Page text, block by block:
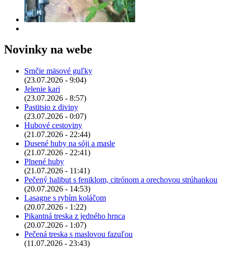
Novinky na webe
Srnčie mäsové guľky
(23.07.2026 - 9:04)
Jelenie kari
(23.07.2026 - 8:57)
Pastitsio z diviny
(23.07.2026 - 0:07)
Hubové cestoviny
(21.07.2026 - 22:44)
Dusené huby na sóji a masle
(21.07.2026 - 22:41)
Plnené huby
(21.07.2026 - 11:41)
Pečený halibut s feniklom, citrónom a orechovou strúhankou
(20.07.2026 - 14:53)
Lasagne s rybím koláčom
(20.07.2026 - 1:22)
Pikantná treska z jedného hrnca
(20.07.2026 - 1:07)
Pečená treska s maslovou fazuľou
(11.07.2026 - 23:43)